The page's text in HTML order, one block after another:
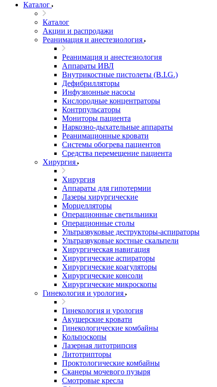
Каталог
Каталог
Акции и распродажи
Реанимация и анестезиология
Реанимация и анестезиология
Аппараты ИВЛ
Внутрикостные пистолеты (B.I.G.)
Дефибрилляторы
Инфузионные насосы
Кислородные концентраторы
Контрпульсаторы
Мониторы пациента
Наркозно-дыхательные аппараты
Реанимационные кровати
Системы обогрева пациентов
Средства перемещение пациента
Хирургия
Хирургия
Аппараты для гипотермии
Лазеры хирургические
Морцелляторы
Операционные светильники
Операционные столы
Ультразвуковые деструкторы-аспираторы
Ультразвуковые костные скальпели
Хирургическая навигация
Хирургические аспираторы
Хирургические коагуляторы
Хирургические консоли
Хирургические микроскопы
Гинекология и урология
Гинекология и урология
Акушерские кровати
Гинекологические комбайны
Кольпоскопы
Лазерная литотрипсия
Литотрипторы
Проктологические комбайны
Сканеры мочевого пузыря
Смотровые кресла